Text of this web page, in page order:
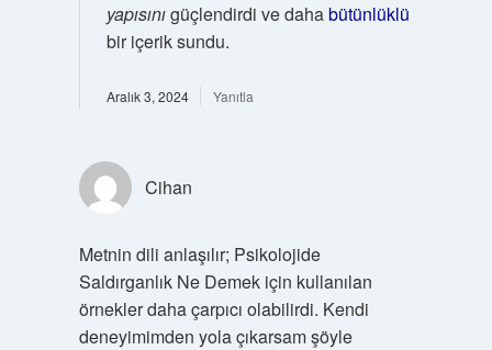
yapısınıgüçlendirdi ve dahabütünlüklü
bir içerik sundu.
Aralık 3, 2024 Yanıtla
Cihan
Metnin dili anlaşılır; Psikolojide
Saldırganlık Ne Demek için kullanılan
örnekler daha çarpıcı olabilirdi. Kendi
deneyimimden yola çıkarsam şöyle